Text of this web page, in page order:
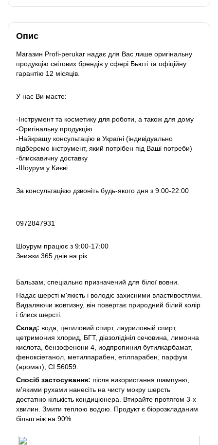
Опис
Магазин Profi-perukar надає для Вас лише оригінальну
продукцію світових брендів у сфері Бьюті та офіційну
гарантію 12 місяців.
У нас Ви маєте:
-Інструмент та косметику для роботи, а також для дому
-Оригінальну продукцію
-Найкращу консультацію в Україні (індивідуально
підберемо інструмент, який потрібен під Ваші потреби)
-блискавичну доставку
-Шоурум у Києві
За консультацією дзвоніть будь-якого дня з 9:00-22:00
0972847931
Шоурум працює з 9:00-17:00
Знижки 365 днів на рік
Бальзам, спеціально призначений для білої вовни.
Надає шерсті м'якість і володіє захисними властивостями.
Видаляючи жовтизну, він повертає природний білий колір
і блиск шерсті.
Склад: вода, цетиловий спирт, лауриловый спирт,
цетримония хлорид, БГТ, діазолідініл сечовина, лимонна
кислота, бензофенони 4, иодпропинил бутилкарбамат,
феноксіетанол, метилпарабен, етілпарабен, парфум
(аромат), CI 56059.
Спосіб застосування: після використання шампуню,
м'якими рухами нанесіть на чисту мокру шерсть
достатню кількість кондиціонера. Втирайте протягом 3-х
хвилин. Змити теплою водою. Продукт є біорозкладаним
більш ніж на 90%